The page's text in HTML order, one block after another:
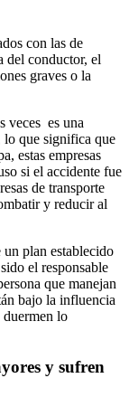
con las de
del conductor, el
graves o la
veces es una
lo que significa que
estas empresas
si el accidente fue
de transporte
y reducir al
plan establecido
el responsable
que manejan
bajo la influencia
duermen lo
y sufren